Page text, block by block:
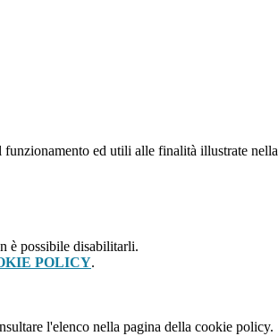
ed utili alle finalità illustrate nella
è possibile disabilitarli.
POLICY.
l'elenco nella pagina della cookie policy.